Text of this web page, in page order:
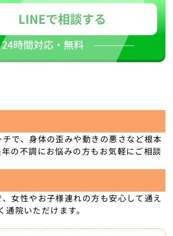
で、身体の歪みや動きの悪さなど根本
の不調にお悩みの方もお気軽にご相談
女性やお子様連れの方も安心して通え
院いただけます。